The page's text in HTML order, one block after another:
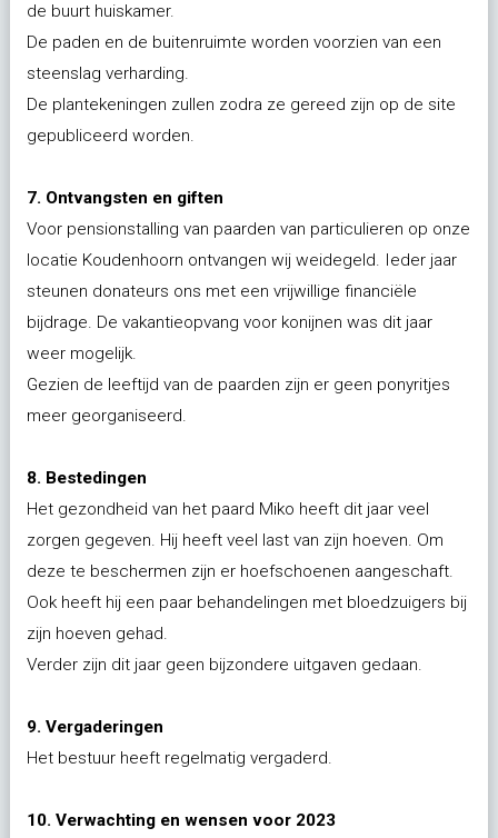
de buurt huiskamer.
De paden en de buitenruimte worden voorzien van een
steenslag verharding.
De plantekeningen zullen zodra ze gereed zijn op de site
gepubliceerd worden.
7. Ontvangsten en giften
Voor pensionstalling van paarden van particulieren op onze
locatie Koudenhoorn ontvangen wij weidegeld. Ieder jaar
steunen donateurs ons met een vrijwillige financiële
bijdrage. De vakantieopvang voor konijnen was dit jaar
weer mogelijk.
Gezien de leeftijd van de paarden zijn er geen ponyritjes
meer georganiseerd.
8. Bestedingen
Het gezondheid van het paard Miko heeft dit jaar veel
zorgen gegeven. Hij heeft veel last van zijn hoeven. Om
deze te beschermen zijn er hoefschoenen aangeschaft.
Ook heeft hij een paar behandelingen met bloedzuigers bij
zijn hoeven gehad.
Verder zijn dit jaar geen bijzondere uitgaven gedaan.
9. Vergaderingen
Het bestuur heeft regelmatig vergaderd.
10. Verwachting en wensen voor 2023